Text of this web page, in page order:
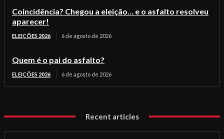
Coincidência? Chegou a eleição… e o asfalto resolveu
aparecer!
ELEIÇÕES 2026 6 de agosto de 2026
Quem é o pai do asfalto?
ELEIÇÕES 2026 6 de agosto de 2026
Recent articles